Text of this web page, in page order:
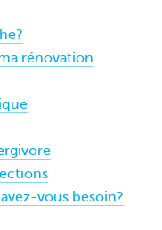
rénovation
vous besoin?